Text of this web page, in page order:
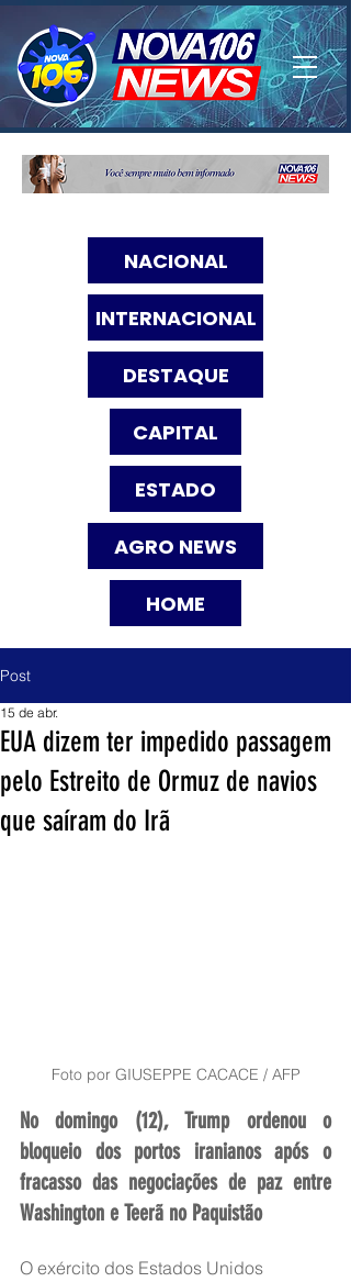
NACIONAL
INTERNACIONAL
DESTAQUE
CAPITAL
ESTADO
AGRO NEWS
HOME
Post
EUA dizem ter impedido passagem
pelo Estreito de Ormuz de navios
que saíram do Irã
15 de abr.
Foto por GIUSEPPE CACACE / AFP
No domingo (12), Trump ordenou o
bloqueio dos portos iranianos após o
fracasso das negociações de paz entre
Washington e Teerã no Paquistão
O exército dos Estados Unidos